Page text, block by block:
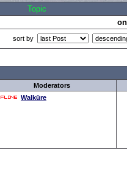
Topic
sort by
Moderators
Walküre